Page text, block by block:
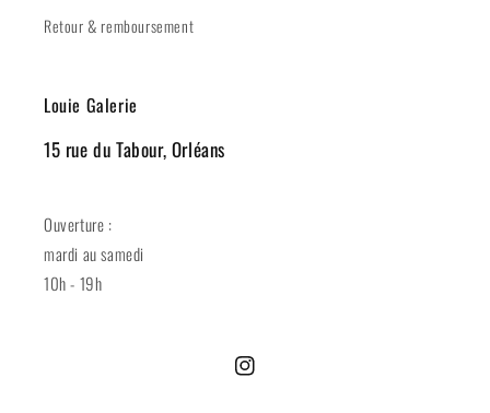
Retour & remboursement
Louie Galerie
15 rue du Tabour, Orléans
Ouverture :
mardi au samedi
10h - 19h
Instagram